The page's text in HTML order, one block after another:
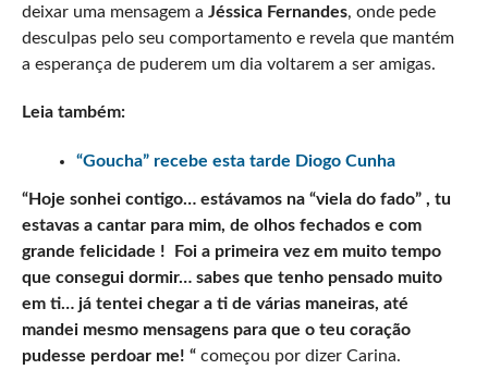
deixar uma mensagem a Jéssica Fernandes, onde pede
desculpas pelo seu comportamento e revela que mantém
a esperança de puderem um dia voltarem a ser amigas.
Leia também:
“Goucha” recebe esta tarde Diogo Cunha
“Hoje sonhei contigo… estávamos na “viela do fado” , tu
estavas a cantar para mim, de olhos fechados e com
grande felicidade ! Foi a primeira vez em muito tempo
que consegui dormir… sabes que tenho pensado muito
em ti… já tentei chegar a ti de várias maneiras, até
mandei mesmo mensagens para que o teu coração
pudesse perdoar me! “começou por dizer Carina.